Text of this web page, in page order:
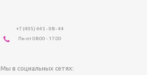
+7 (495) 445 - 98 - 44
Пн-пт 08.00 - 17.00
Мы в социальных сетях: